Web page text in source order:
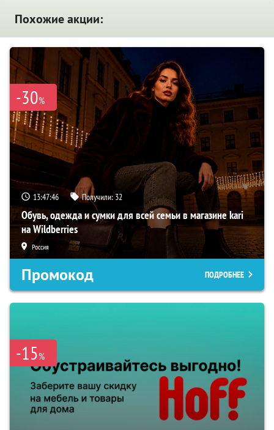
Похожие акции:
-30%
13:47:45 Получили: 32
Обувь, одежда и сумки для всей семьи в магазине kari
на Wildberries
Россия
Промокод ПОДРОБНЕЕ
-15%